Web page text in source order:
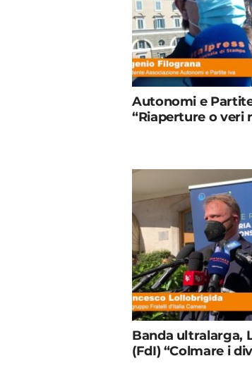
Autonomi e
“Riaperture o veri
Banda ultralarga,
(FdI) “Colmare i